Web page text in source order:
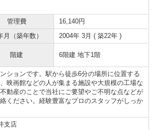
管理費
16,140円
月（築年数） 2004年 3月 ( 築22年 )
階建 6階建 地下1階
ションです。駅から徒歩6分の場所に位置する
映画館などの人が集まる施設や大規模の工場な
動産のことで当社にご要望やご不明な点などが
ください。経験豊富なプロのスタッフがしっか
支店